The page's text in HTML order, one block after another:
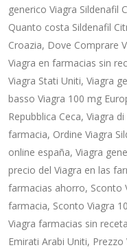
generico Viagra Sildenafil
Quanto costa Sildenafil
Croazia, Dove Comprare
Viagra en farmacias sin
Viagra Stati Uniti, Viagra
basso Viagra 100 mg
Repubblica Ceca, Viagra
farmacia, Ordine Viagra
online españa, Viagra
precio del Viagra en las
farmacias ahorro, Sconto
farmacia, Sconto Viagra
Viagra farmacias sin
Emirati Arabi Uniti,